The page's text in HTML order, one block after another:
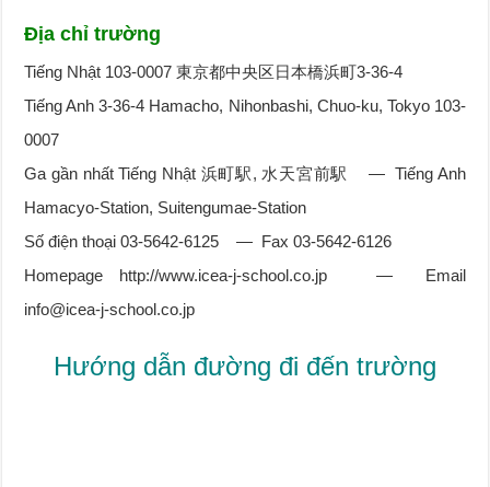
Địa chỉ trường
Tiếng Nhật 103-0007 東京都中央区日本橋浜町3-36-4
Tiếng Anh 3-36-4 Hamacho, Nihonbashi, Chuo-ku, Tokyo 103-
0007
Ga gần nhất Tiếng Nhật 浜町駅, 水天宮前駅 — Tiếng Anh
Hamacyo-Station, Suitengumae-Station
Số điện thoại 03-5642-6125 — Fax 03-5642-6126
Homepage http://www.icea-j-school.co.jp — Email
info@icea-j-school.co.jp
Hướng dẫn đường đi đến trường